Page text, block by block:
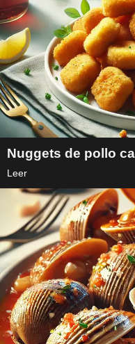
Nuggets de pollo
Leer